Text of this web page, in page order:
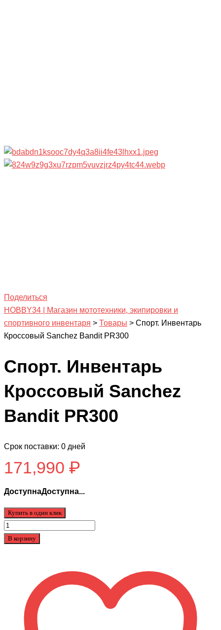
Поделиться
HOBBY34 | Магазин мототехники, экипировки и
спортивного инвентаря > Товары > Спорт. Инвентарь
Кроссовый Sanchez Bandit PR300
Спорт. Инвентарь
Кроссовый Sanchez
Bandit PR300
Срок поставки: 0 дней
171,990 ₽
ДоступнаДоступна...
Купить в один клик
Количество
товара
Sanchez
PR300
В корзину